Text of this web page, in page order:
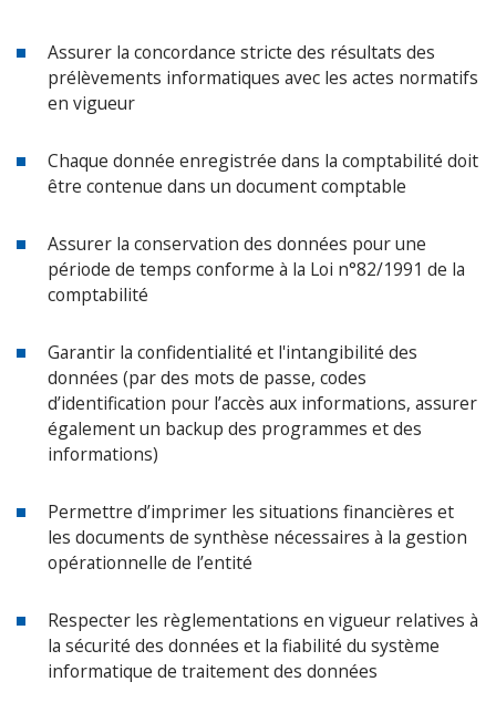
Assurer la concordance stricte des résultats des
prélèvements informatiques avec les actes normatifs
en vigueur
Chaque donnée enregistrée dans la comptabilité doit
être contenue dans un document comptable
Assurer la conservation des données pour une
période de temps conforme à la Loi n°82/1991 de la
comptabilité
Garantir la confidentialité et l'intangibilité des
données (par des mots de passe, codes
d’identification pour l’accès aux informations, assurer
également un backup des programmes et des
informations)
Permettre d’imprimer les situations financières et
les documents de synthèse nécessaires à la gestion
opérationnelle de l’entité
Respecter les règlementations en vigueur relatives à
la sécurité des données et la fiabilité du système
informatique de traitement des données